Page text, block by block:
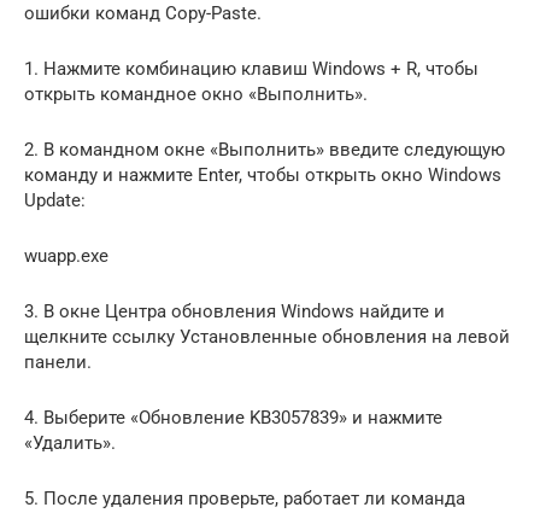
ошибки команд Copy-Paste.
1. Нажмите комбинацию клавиш Windows + R, чтобы
открыть командное окно «Выполнить».
2. В командном окне «Выполнить» введите следующую
команду и нажмите Enter, чтобы открыть окно Windows
Update:
wuapp.exe
3. В окне Центра обновления Windows найдите и
щелкните ссылку Установленные обновления на левой
панели.
4. Выберите «Обновление KB3057839» и нажмите
«Удалить».
5. После удаления проверьте, работает ли команда